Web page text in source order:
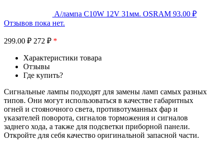
А/лампа C10W 12V 31мм. OSRAM 93.00 ₽
Отзывов пока нет.
299.00 ₽ 272 ₽ *
Характеристики товара
Отзывы
Где купить?
Сигнальные лампы подходят для замены ламп самых разных
типов. Они могут использоваться в качестве габаритных
огней и стояночного света, противотуманных фар и
указателей поворота, сигналов торможения и сигналов
заднего хода, а также для подсветки приборной панели.
Откройте для себя качество оригинальной запасной части.